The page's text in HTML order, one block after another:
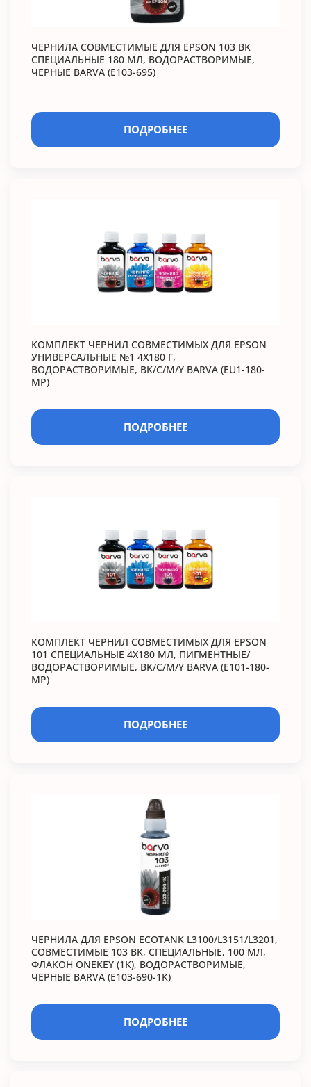
ЧЕРНИЛА СОВМЕСТИМЫЕ ДЛЯ EPSON 103 BK
СПЕЦИАЛЬНЫЕ 180 МЛ, ВОДОРАСТВОРИМЫЕ,
ЧЕРНЫЕ BARVA (E103-695)
ПОДРОБНЕЕ
КОМПЛЕКТ ЧЕРНИЛ СОВМЕСТИМЫХ ДЛЯ EPSON
УНИВЕРСАЛЬНЫЕ №1 4Х180 Г,
ВОДОРАСТВОРИМЫЕ, BK/C/M/Y BARVA (EU1-180-
MP)
ПОДРОБНЕЕ
КОМПЛЕКТ ЧЕРНИЛ СОВМЕСТИМЫХ ДЛЯ EPSON
101 СПЕЦИАЛЬНЫЕ 4X180 МЛ, ПИГМЕНТНЫЕ/
ВОДОРАСТВОРИМЫЕ, BK/C/M/Y BARVA (E101-180-
MP)
ПОДРОБНЕЕ
ЧЕРНИЛА ДЛЯ EPSON ECOTANK L3100/L3151/L3201,
СОВМЕСТИМЫЕ 103 BK, СПЕЦИАЛЬНЫЕ, 100 МЛ,
ФЛАКОН ONEKEY (1K), ВОДОРАСТВОРИМЫЕ,
ЧЕРНЫЕ BARVA (E103-690-1K)
ПОДРОБНЕЕ